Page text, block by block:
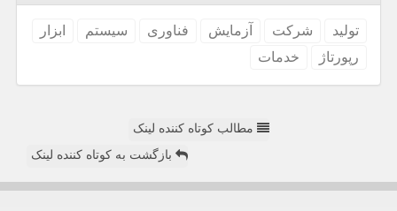
تولید شركت آزمایش فناوری سیستم
ابزار
رپورتاژ
خدمات
مطالب کوتاه کننده لینک
بازگشت به کوتاه کننده لینک